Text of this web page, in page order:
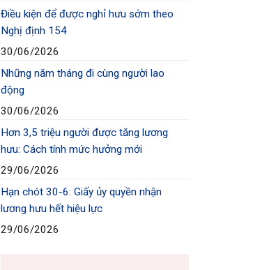
Điều kiện để được nghỉ hưu sớm theo
Nghị định 154
30/06/2026
Những năm tháng đi cùng người lao
động
30/06/2026
Hơn 3,5 triệu người được tăng lương
hưu: Cách tính mức hưởng mới
29/06/2026
Hạn chót 30-6: Giấy ủy quyền nhận
lương hưu hết hiệu lực
29/06/2026